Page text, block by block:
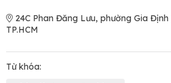
24C Phan Đăng Lưu, phường Gia
TP.HCM
Từ khóa: